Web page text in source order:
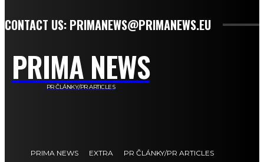
CONTACT US: PRIMANEWS@PRIMANEWS.EU
PRIMA NEWS
PR ČLÁNKY/PR ARTICLES
PRIMA NEWS EXTRA PR ČLÁNKY/PR ARTICLES